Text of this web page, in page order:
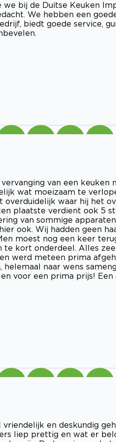
bij de Duitse Keuken
We hebben een
biedt goede service,
van een keuken
wat moeizaam te
overduidelijk waar hij het
plaatste verdient ook 5
van sommige
ook. Wij hadden geen
moest nog een keer
te kort onderdeel. Alles
werd meteen prima
naar wens
voor een prima prijs! Een
en deskundig
liep prettig en wat er